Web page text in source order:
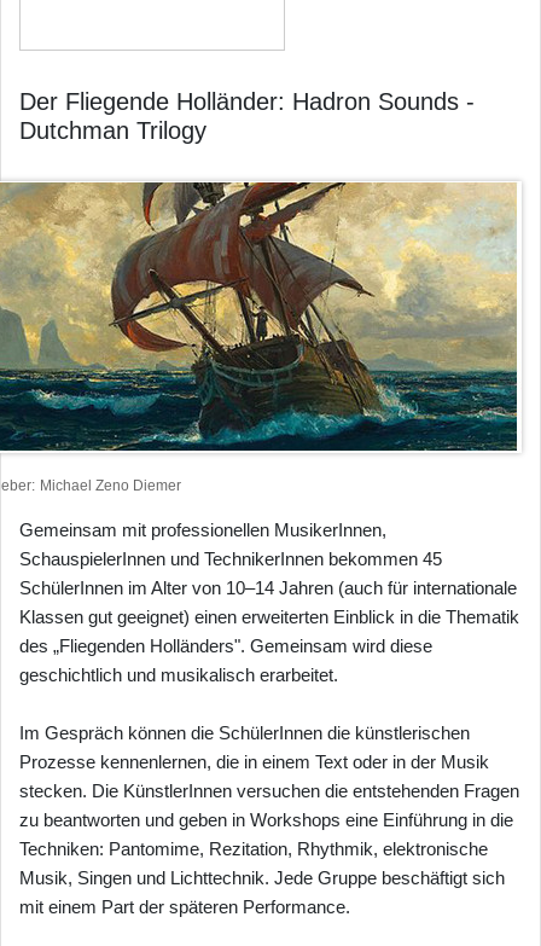
Der Fliegende Holländer: Hadron Sounds -
Dutchman Trilogy
Michael Zeno Diemer
Gemeinsam mit professionellen MusikerInnen,
SchauspielerInnen und TechnikerInnen bekommen 45
SchülerInnen im Alter von 10–14 Jahren (auch für internationale
Klassen gut geeignet) einen erweiterten Einblick in die Thematik
des „Fliegenden Holländers". Gemeinsam wird diese
geschichtlich und musikalisch erarbeitet.
Im Gespräch können die SchülerInnen die künstlerischen
Prozesse kennenlernen, die in einem Text oder in der Musik
stecken. Die KünstlerInnen versuchen die entstehenden Fragen
zu beantworten und geben in Workshops eine Einführung in die
Techniken: Pantomime, Rezitation, Rhythmik, elektronische
Musik, Singen und Lichttechnik. Jede Gruppe beschäftigt sich
mit einem Part der späteren Performance.